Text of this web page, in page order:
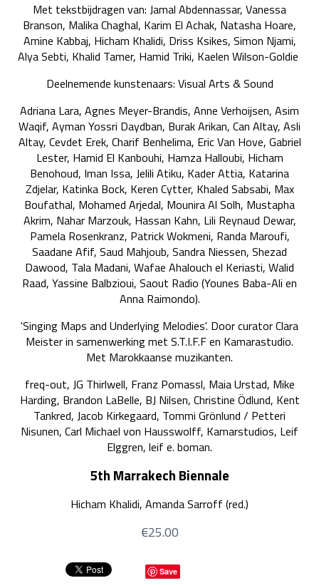
Met tekstbijdragen van: Jamal Abdennassar, Vanessa
Branson, Malika Chaghal, Karim El Achak, Natasha Hoare,
Amine Kabbaj, Hicham Khalidi, Driss Ksikes, Simon Njami,
Alya Sebti, Khalid Tamer, Hamid Triki, Kaelen Wilson-Goldie
Deelnemende kunstenaars: Visual Arts & Sound
Adriana Lara, Agnes Meyer-Brandis, Anne Verhoijsen, Asim
Waqif, Ayman Yossri Daydban, Burak Arikan, Can Altay, Asli
Altay, Cevdet Erek, Charif Benhelima, Eric Van Hove, Gabriel
Lester, Hamid El Kanbouhi, Hamza Halloubi, Hicham
Benohoud, Iman Issa, Jelili Atiku, Kader Attia, Katarina
Zdjelar, Katinka Bock, Keren Cytter, Khaled Sabsabi, Max
Boufathal, Mohamed Arjedal, Mounira Al Solh, Mustapha
Akrim, Nahar Marzouk, Hassan Kahn, Lili Reynaud Dewar,
Pamela Rosenkranz, Patrick Wokmeni, Randa Maroufi,
Saadane Afif, Saud Mahjoub, Sandra Niessen, Shezad
Dawood, Tala Madani, Wafae Ahalouch el Keriasti, Walid
Raad, Yassine Balbzioui, Saout Radio (Younes Baba-Ali en
Anna Raimondo).
'Singing Maps and Underlying Melodies'. Door curator Clara
Meister in samenwerking met S.T.I.F.F en Kamarastudio.
Met Marokkaanse muzikanten.
freq-out, JG Thirlwell, Franz Pomassl, Maia Urstad, Mike
Harding, Brandon LaBelle, BJ Nilsen, Christine Ödlund, Kent
Tankred, Jacob Kirkegaard, Tommi Grönlund / Petteri
Nisunen, Carl Michael von Hausswolff, Kamarstudios, Leif
Elggren, leif e. boman.
5th Marrakech Biennale
Hicham Khalidi, Amanda Sarroff (red.)
€25.00
Save